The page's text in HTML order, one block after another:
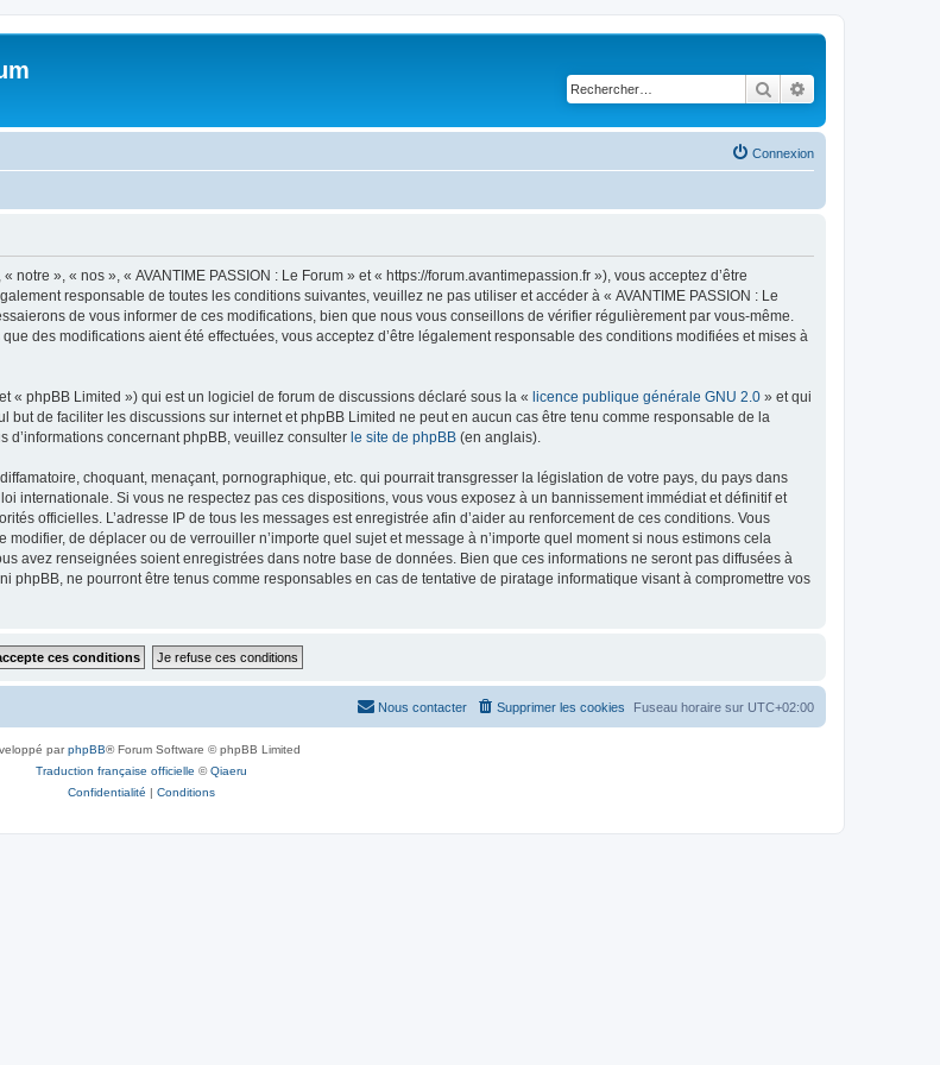
Rechercher
Connexion
», « nos », « AVANTIME PASSION : Le Forum » et « https://forum.avantimepassion.fr »), vous acceptez d’être
responsable de toutes les conditions suivantes, veuillez ne pas utiliser et accéder à « AVANTIME PASSION : Le
de vous informer de ces modifications, bien que nous vous conseillons de vérifier régulièrement par vous-même.
des modifications aient été effectuées, vous acceptez d’être légalement responsable des conditions modifiées et mises à
phpBB Limited ») qui est un logiciel de forum de discussions déclaré sous la « licence publique générale GNU 2.0 » et qui
but de faciliter les discussions sur internet et phpBB Limited ne peut en aucun cas être tenu comme responsable de la
d’informations concernant phpBB, veuillez consulter le site de phpBB (en anglais).
choquant, menaçant, pornographique, etc. qui pourrait transgresser la législation de votre pays, du pays dans
internationale. Si vous ne respectez pas ces dispositions, vous vous exposez à un bannissement immédiat et définitif et
officielles. L’adresse IP de tous les messages est enregistrée afin d’aider au renforcement de ces conditions. Vous
de déplacer ou de verrouiller n’importe quel sujet et message à n’importe quel moment si nous estimons cela
avez renseignées soient enregistrées dans notre base de données. Bien que ces informations ne seront pas diffusées à
phpBB, ne pourront être tenus comme responsables en cas de tentative de piratage informatique visant à compromettre vos
Fuseau horaire sur UTC+02:00
Supprimer les cookies
Nous contacter
parphpBB® Forum Software © phpBB Limited
Traduction française officielle ©Qiaeru
Confidentialité | Conditions